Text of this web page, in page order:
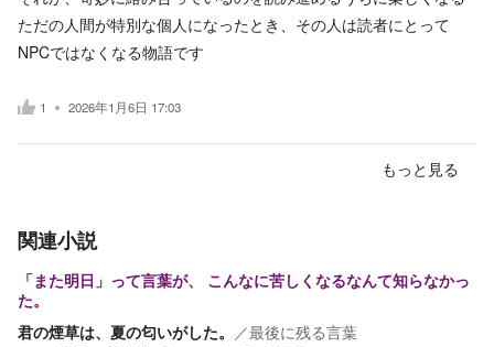
ただの人間が特別な個人になったとき、その人は読者にとって
NPCではなくなる物語です
1 2026年1月6日 17:03
もっと見る
関連小説
「また明日」って言葉が、 こんなに苦しくなるなんて知らなかっ
た。
君の煙草は、夏の匂いがした。 ／最後に残る言葉